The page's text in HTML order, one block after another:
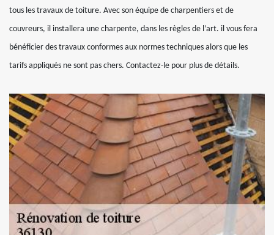
tous les travaux de toiture. Avec son équipe de charpentiers et de
couvreurs, il installera une charpente, dans les règles de l’art. il vous fera
bénéficier des travaux conformes aux normes techniques alors que les
tarifs appliqués ne sont pas chers. Contactez-le pour plus de détails.